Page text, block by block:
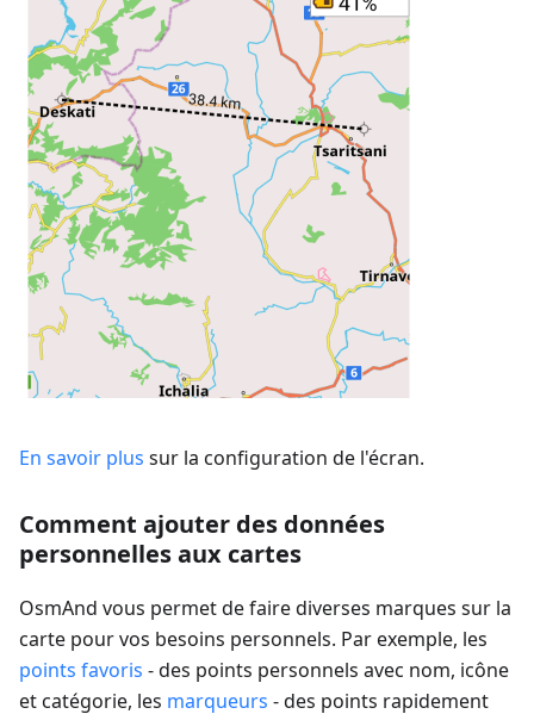
En savoir plus sur la configuration de l'écran.
Comment ajouter des données
personnelles aux cartes
OsmAnd vous permet de faire diverses marques sur la
carte pour vos besoins personnels. Par exemple, les
points favoris - des points personnels avec nom, icône
et catégorie, les marqueurs - des points rapidement